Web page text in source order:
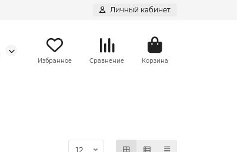
Личный кабинет
Избранное Сравнение Корзина